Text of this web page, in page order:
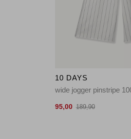
10 DAYS
wide jogger pinstripe
95,00 189,90